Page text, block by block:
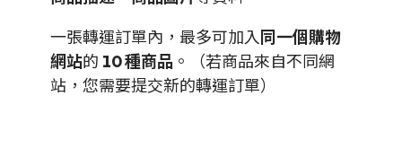
一張轉運訂單內，最多可加入同一個購物
網站的 10 種商品 。（若商品來自不同網
站，您需要提交新的轉運訂單）